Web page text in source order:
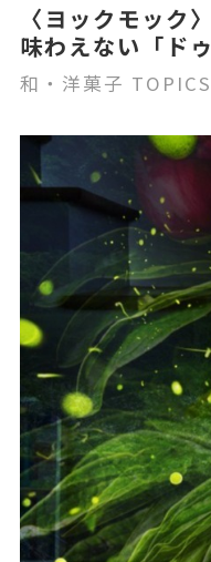
〈ヨックモック
味わえない「ド
介🍍
和・洋菓子 TOPICS